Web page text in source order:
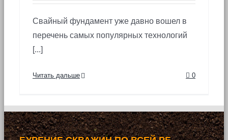
Свайный фундамент уже давно вошел в
перечень самых популярных технологий
[...]
Читать дальше 0